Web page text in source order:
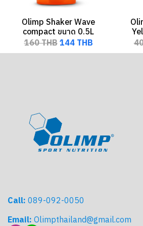
Olimp Shaker Wave
compact ขนาด 0.5L
160 THB 144 THB
Call: 089-092-0050
Email: Olimpthailand@gmail.com